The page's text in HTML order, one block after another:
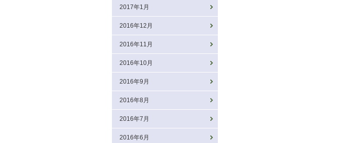
2017年1月
2016年12月
2016年11月
2016年10月
2016年9月
2016年8月
2016年7月
2016年6月